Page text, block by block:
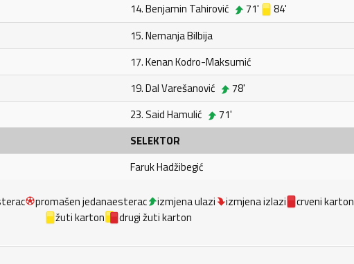
14. Benjamin Tahirović 71'
84'
15. Nemanja Bilbija
17. Kenan Kodro-Maksumić
19. Dal Varešanović
78'
23. Said Hamulić
71'
SELEKTOR
Faruk Hadžibegić
promašen jedanaesterac izmjena ulazi izmjena izlazi
crveni karton
žuti karton
drugi žuti karton